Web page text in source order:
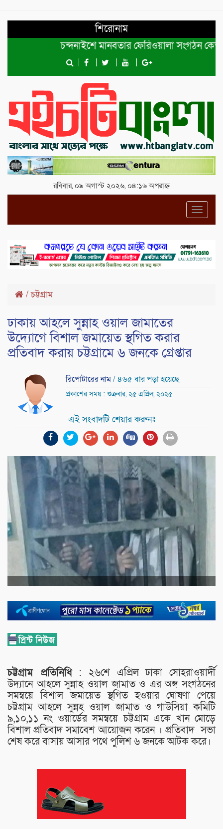
শিরোনাম
চন্দনাইশে মানবতার ফেরিওয়ালা সংগঠন কেন্দ্রীয়
রবিবার, ০৯ অগাস্ট ২০২৬, ০৪:১৬ অপরাহ্ন
/চট্টগ্রাম
ঢাকায় আহলে সুন্নাহ ওয়াল জামাতের
উদ্যোগে বিশাল জমায়েত স্থগিত করার
প্রতিবাদ করায় চট্টগ্রামে ৬ জনকে গ্রেপ্তার
রিপোটারের নাম/ ৪৬৫ বার পড়া হয়েছে
প্রকাশের সময় : শুক্রবার, ২৫ এপ্রিল, ২০২৫
এই সংবাদটি শেয়ার করুনঃ
চট্টগ্রাম প্রতিনিধি: ২৬শে এপ্রিল ঢাকা সোহরাওয়ার্দী
উদ্যানে আহলে সুন্নাহ ওয়াল জামাত ও এর অঙ্গ সংগঠনের
সমন্বয়ে বিশাল জমায়েত স্থগিত হওয়ার ঘোষণা পেয়ে
চট্টগ্রাম আহলে সুন্নহ ওয়াল জামাত ও গাউসিয়া কমিটি
৯,১০,১১ নং ওয়ার্ডের সমন্বয়ে চট্টগ্রাম একে খান মোড়ে
বিশাল প্রতিবাদ সমাবেশ আয়োজন করেন । প্রতিবাদ সভা
শেষ করে বাসায় আসার পথে পুলিশ ৬ জনকে আটক করে।